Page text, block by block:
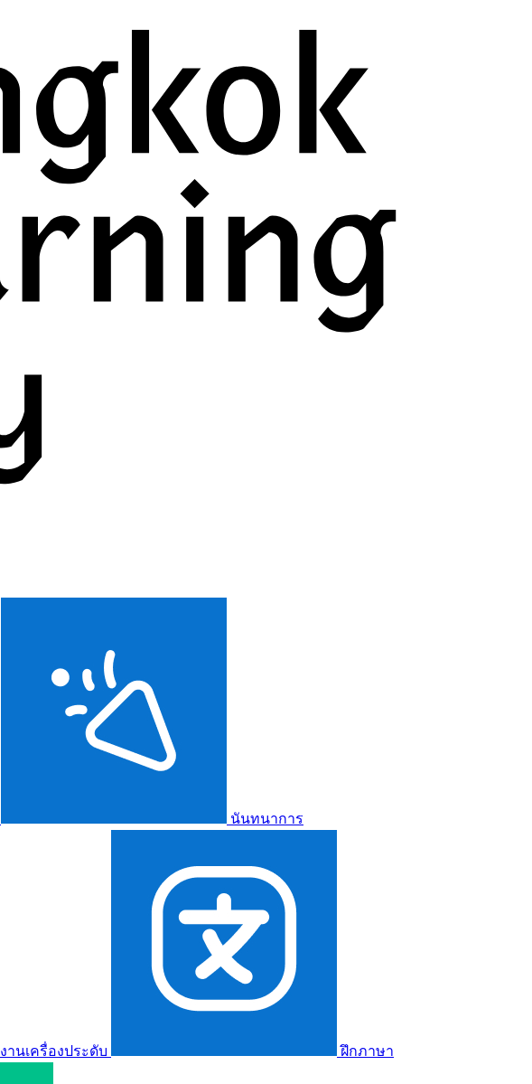
นันทนาการ
งานเครื่องประดับ ฝึกภาษา